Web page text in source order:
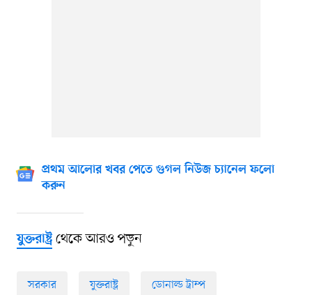
প্রথম আলোর খবর পেতে গুগল নিউজ চ্যানেল ফলো
করুন
যুক্তরাষ্ট্রথেকে আরও পড়ুন
সরকার যুক্তরাষ্ট্র ডোনাল্ড ট্রাম্প